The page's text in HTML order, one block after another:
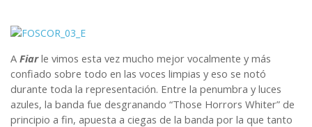
A Fiarle vimos esta vez mucho mejor vocalmente y más
confiado sobre todo en las voces limpias y eso se notó
durante toda la representación. Entre la penumbra y luces
azules, la banda fue desgranando “Those Horrors Whiter” de
principio a fin, apuesta a ciegas de la banda por la que tanto